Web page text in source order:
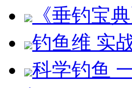
《垂钓宝
钓鱼维 实
科学钓鱼